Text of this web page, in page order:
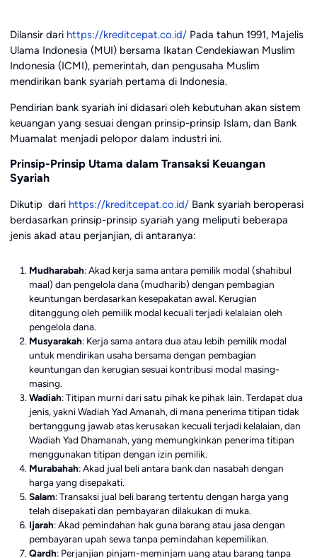
Dilansir dari https://kreditcepat.co.id/Pada tahun 1991, Majelis
Ulama Indonesia (MUI) bersama Ikatan Cendekiawan Muslim
Indonesia (ICMI), pemerintah, dan pengusaha Muslim
mendirikan bank syariah pertama di Indonesia.
Pendirian bank syariah ini didasari oleh kebutuhan akan sistem
keuangan yang sesuai dengan prinsip-prinsip Islam, dan Bank
Muamalat menjadi pelopor dalam industri ini.
Prinsip-Prinsip Utama dalam Transaksi Keuangan
Syariah
Dikutip dari https://kreditcepat.co.id/Bank syariah beroperasi
berdasarkan prinsip-prinsip syariah yang meliputi beberapa
jenis akad atau perjanjian, di antaranya:
Mudharabah: Akad kerja sama antara pemilik modal (shahibul
maal) dan pengelola dana (mudharib) dengan pembagian
keuntungan berdasarkan kesepakatan awal. Kerugian
ditanggung oleh pemilik modal kecuali terjadi kelalaian oleh
pengelola dana.
Musyarakah: Kerja sama antara dua atau lebih pemilik modal
untuk mendirikan usaha bersama dengan pembagian
keuntungan dan kerugian sesuai kontribusi modal masing-
masing.
Wadiah: Titipan murni dari satu pihak ke pihak lain. Terdapat dua
jenis, yakni Wadiah Yad Amanah, di mana penerima titipan tidak
bertanggung jawab atas kerusakan kecuali terjadi kelalaian, dan
Wadiah Yad Dhamanah, yang memungkinkan penerima titipan
menggunakan titipan dengan izin pemilik.
Murabahah: Akad jual beli antara bank dan nasabah dengan
harga yang disepakati.
Salam: Transaksi jual beli barang tertentu dengan harga yang
telah disepakati dan pembayaran dilakukan di muka.
Ijarah: Akad pemindahan hak guna barang atau jasa dengan
pembayaran upah sewa tanpa pemindahan kepemilikan.
Qardh: Perjanjian pinjam-meminjam uang atau barang tanpa